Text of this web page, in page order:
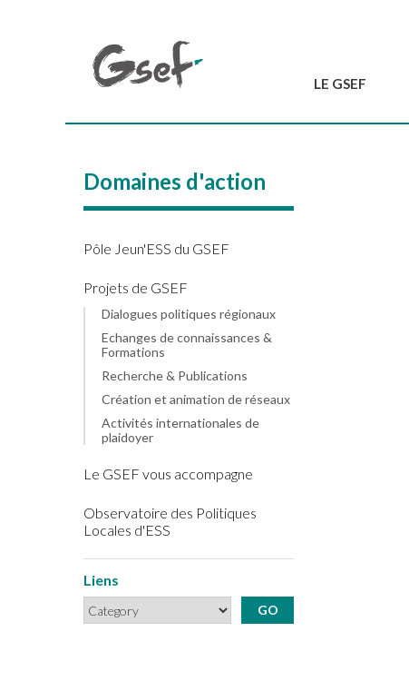
LE GSEF
Domaines d'action
Pôle Jeun'ESS du GSEF
Projets de GSEF
Dialogues politiques régionaux
Echanges de connaissances &
Formations
Recherche & Publications
Création et animation de réseaux
Activités internationales de
plaidoyer
Le GSEF vous accompagne
Observatoire des Politiques
Locales d'ESS
Liens